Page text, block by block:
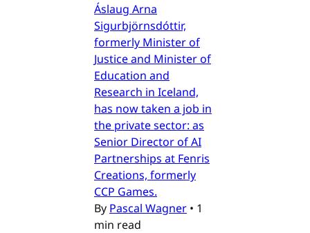
Áslaug Arna
Sigurbjörnsdóttir,
formerly Minister of
Justice and Minister of
Education and
Research in Iceland,
has now taken a job in
the private sector: as
Senior Director of AI
Partnerships at Fenris
Creations, formerly
CCP Games.
By Pascal Wagner • 1
min read